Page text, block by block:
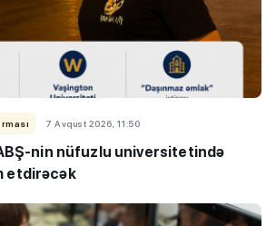
7 Avqust 2026, 11:50
nin nüfuzlu universitetində
etdirəcək